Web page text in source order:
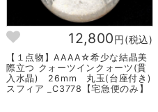
12,800円(税込)
【１点物】AAAA☆希少な結晶美
際立つ クォーツインクォーツ(貫
入水晶) 26mm 丸玉(台座付き)
スフィア _C3778【宅急便のみ】